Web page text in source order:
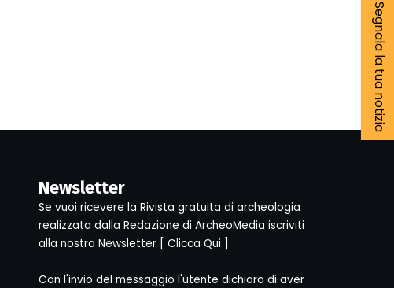
Segnala la tua notizia
Newsletter
Se vuoi ricevere la Rivista gratuita di archeologia
realizzata dalla Redazione di ArcheoMedia iscriviti
alla nostra Newsletter [ Clicca Qui ]
Con l'invio del messaggio l'utente dichiara di aver